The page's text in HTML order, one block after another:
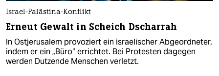
Israel-Palästina-Konflikt
Erneut Gewalt in Scheich Dscharrah
In Ostjerusalem provoziert ein israelischer Abgeordneter,
indem er ein „Büro“ errichtet. Bei Protesten dagegen
werden Dutzende Menschen verletzt.